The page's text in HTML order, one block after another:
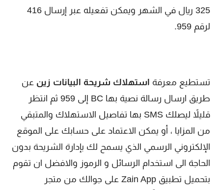
325 ريال في الشهر ويمكن تفعيله عبر إرسال 416
لرقم 959.
تستطيع معرفة استهلاك شريحة البيانات زين عن
طريق ارسال رسالة نصية بها BC إلى 959 ثم انتظر
قليلاً ليصلك SMS بها تفاصيل الاستهلاك والمتبقي
من المزايا ، أو يمكن الاعتماد على حسابك على الموقع
الإلكتروني الرسمي الذي يسمح لك بإدارة الشريحة بدون
الحاجة الى استخدام الرسائل و الرموز والافضل ان تقوم
بتحميل تطبيق Zain App على جوالك من متجر